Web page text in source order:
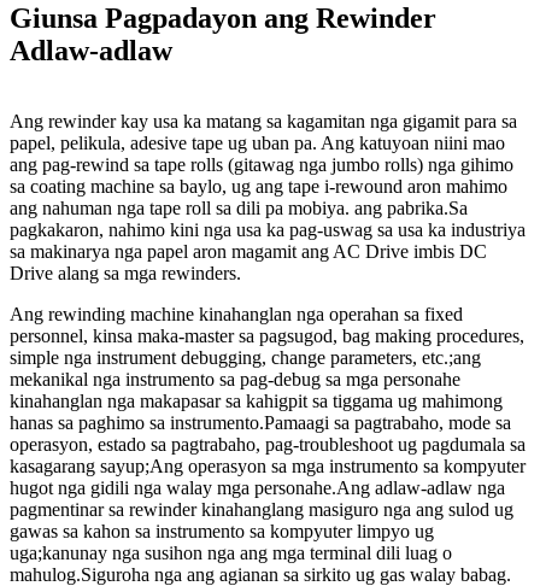
Giunsa Pagpadayon ang Rewinder
Adlaw-adlaw
Ang rewinder kay usa ka matang sa kagamitan nga gigamit para sa
papel, pelikula, adesive tape ug uban pa. Ang katuyoan niini mao
ang pag-rewind sa tape rolls (gitawag nga jumbo rolls) nga gihimo
sa coating machine sa baylo, ug ang tape i-rewound aron mahimo
ang nahuman nga tape roll sa dili pa mobiya. ang pabrika.Sa
pagkakaron, nahimo kini nga usa ka pag-uswag sa usa ka industriya
sa makinarya nga papel aron magamit ang AC Drive imbis DC
Drive alang sa mga rewinders.
Ang rewinding machine kinahanglan nga operahan sa fixed
personnel, kinsa maka-master sa pagsugod, bag making procedures,
simple nga instrument debugging, change parameters, etc.;ang
mekanikal nga instrumento sa pag-debug sa mga personahe
kinahanglan nga makapasar sa kahigpit sa tiggama ug mahimong
hanas sa paghimo sa instrumento.Pamaagi sa pagtrabaho, mode sa
operasyon, estado sa pagtrabaho, pag-troubleshoot ug pagdumala sa
kasagarang sayup;Ang operasyon sa mga instrumento sa kompyuter
hugot nga gidili nga walay mga personahe.Ang adlaw-adlaw nga
pagmentinar sa rewinder kinahanglang masiguro nga ang sulod ug
gawas sa kahon sa instrumento sa kompyuter limpyo ug
uga;kanunay nga susihon nga ang mga terminal dili luag o
mahulog.Siguroha nga ang agianan sa sirkito ug gas walay babag.